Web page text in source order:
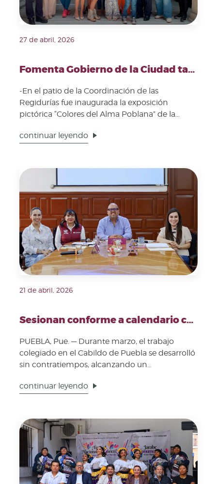
27 de abril, 2026
Fomenta Gobierno de la Ciudad talento de jóvenes artistas
-En el patio de la Coordinación de las
Regidurías fue inaugurada la exposición
pictórica “Colores del Alma Poblana” de la
continuar leyendo
Fecha de publicación: 21 de abril, 2026. Imagen
21 de abril, 2026
Sesionan conforme a calendario comisiones del Cabildo durante marzo: Vigilancia
PUEBLA, Pue. — Durante marzo, el trabajo
colegiado en el Cabildo de Puebla se desarrolló
sin contratiempos, alcanzando un
continuar leyendo
Fecha de publicación: 14 de abril, 2026. Imagen